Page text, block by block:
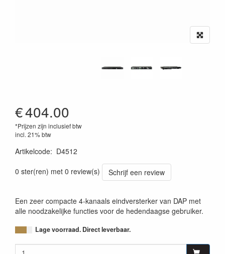
€404.00
*Prijzen zijn inclusief btw
incl. 21% btw
Artikelcode: D4512
0 ster(ren) met 0 review(s)
Schrijf een review
Een zeer compacte 4-kanaals eindversterker van DAP met
alle noodzakelijke functies voor de hedendaagse gebruiker.
Lage voorraad. Direct leverbaar.